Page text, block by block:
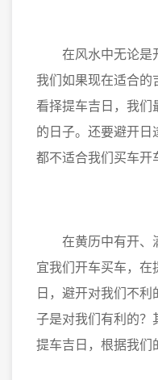
在风水中无论是开
我们如果现在适合的
看择提车吉日，我们
的日子。还要避开日
都不适合我们买车开
在黄历中有开、
宜我们开车买车，在
日，避开对我们不
子是对我们有利的？
提车吉日，根据我们